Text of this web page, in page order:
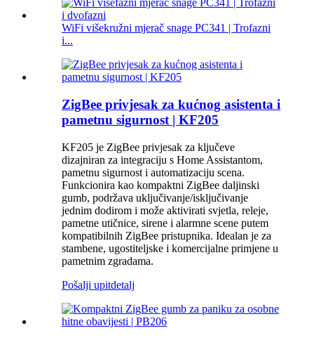
WiFi višekružni mjerač snage PC341 | Trofazni
i...
ZigBee privjesak za kućnog asistenta i
pametnu sigurnost | KF205
KF205 je ZigBee privjesak za ključeve
dizajniran za integraciju s Home Assistantom,
pametnu sigurnost i automatizaciju scena.
Funkcionira kao kompaktni ZigBee daljinski
gumb, podržava uključivanje/isključivanje
jednim dodirom i može aktivirati svjetla, releje,
pametne utičnice, sirene i alarmne scene putem
kompatibilnih ZigBee pristupnika. Idealan je za
stambene, ugostiteljske i komercijalne primjene u
pametnim zgradama.
Pošalji upitdetalj